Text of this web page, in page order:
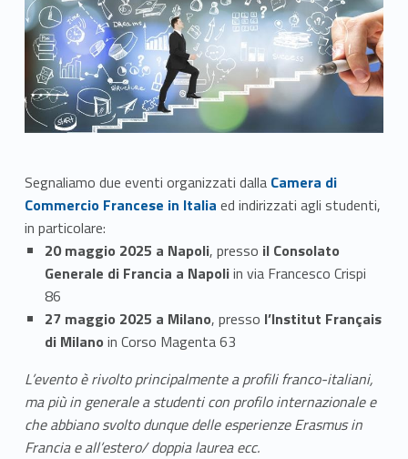
Segnaliamo due eventi organizzati dalla Link identifier #identifier__23838-1
Camera di
Commercio Francese in Italia ed indirizzati agli studenti,
in particolare:
20 maggio 2025 a Napoli, presso il Consolato
Generale di Francia a Napoliin via Francesco Crispi
86
27 maggio 2025 a Milano, presso l’Institut Français
di Milano in Corso Magenta 63
L’evento è rivolto principalmente a profili franco-italiani,
ma più in generale a studenti con profilo internazionale e
che abbiano svolto dunque delle esperienze Erasmus in
Francia e all’estero/ doppia laurea ecc.